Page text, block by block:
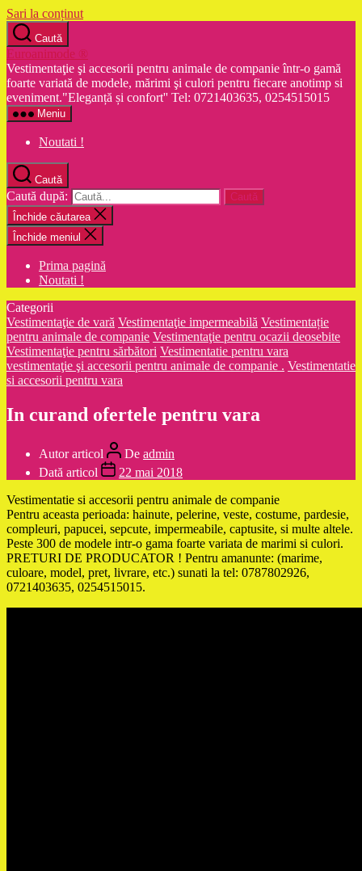
Sari la conținut
Caută
Euroanimode ®
Vestimentaţie şi accesorii pentru animale de companie într-o gamă
foarte variată de modele, mărimi şi culori pentru fiecare anotimp si
eveniment."Eleganță și confort'' Tel: 0721403635, 0254515015
Meniu
Noutati !
Caută
Caută după:
Închide căutarea
Închide meniul
Prima pagină
Noutati !
Categorii
Vestimentaţie de vară Vestimentaţie impermeabilă Vestimentație
pentru animale de companie Vestimentaţie pentru ocazii deosebite
Vestimentaţie pentru sărbători Vestimentatie pentru vara
vestimentaţie şi accesorii pentru animale de companie . Vestimentatie
si accesorii pentru vara
In curand ofertele pentru vara
Autor articol De admin
Dată articol
22 mai 2018
Vestimentatie si accesorii pentru animale de companie
Pentru aceasta perioada: hainute, pelerine, veste, costume, pardesie,
compleuri, papucei, sepcute, impermeabile, captusite, si multe altele.
Peste 300 de modele intr-o gama foarte variata de marimi si culori.
PRETURI DE PRODUCATOR ! Pentru amanunte: (marime,
culoare, model, pret, livrare, etc.) sunati la tel: 0787802926,
0721403635, 0254515015.